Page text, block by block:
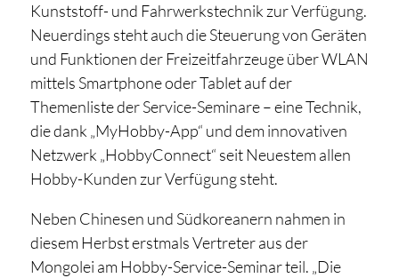
Kunststoff- und Fahrwerkstechnik zur Verfügung.
Neuerdings steht auch die Steuerung von Geräten
und Funktionen der Freizeitfahrzeuge über WLAN
mittels Smartphone oder Tablet auf der
Themenliste der Service-Seminare – eine Technik,
die dank „MyHobby-App“ und dem innovativen
Netzwerk „HobbyConnect“ seit Neuestem allen
Hobby-Kunden zur Verfügung steht.
Neben Chinesen und Südkoreanern nahmen in
diesem Herbst erstmals Vertreter aus der
Mongolei am Hobby-Service-Seminar teil. „Die